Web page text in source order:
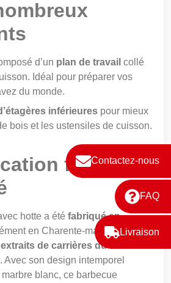
Contactez-nous
FAQ
Livraison
d’un plan de travail collé
Idéal pour préparer vos
du monde.
inférieures pour mieux
bois et les ustensiles de cuisson.
française
hotte a été fabriqué en
en Charente-maritime à
de carrières du sud-
. Avec son design intemporel
blanc, ce barbecue